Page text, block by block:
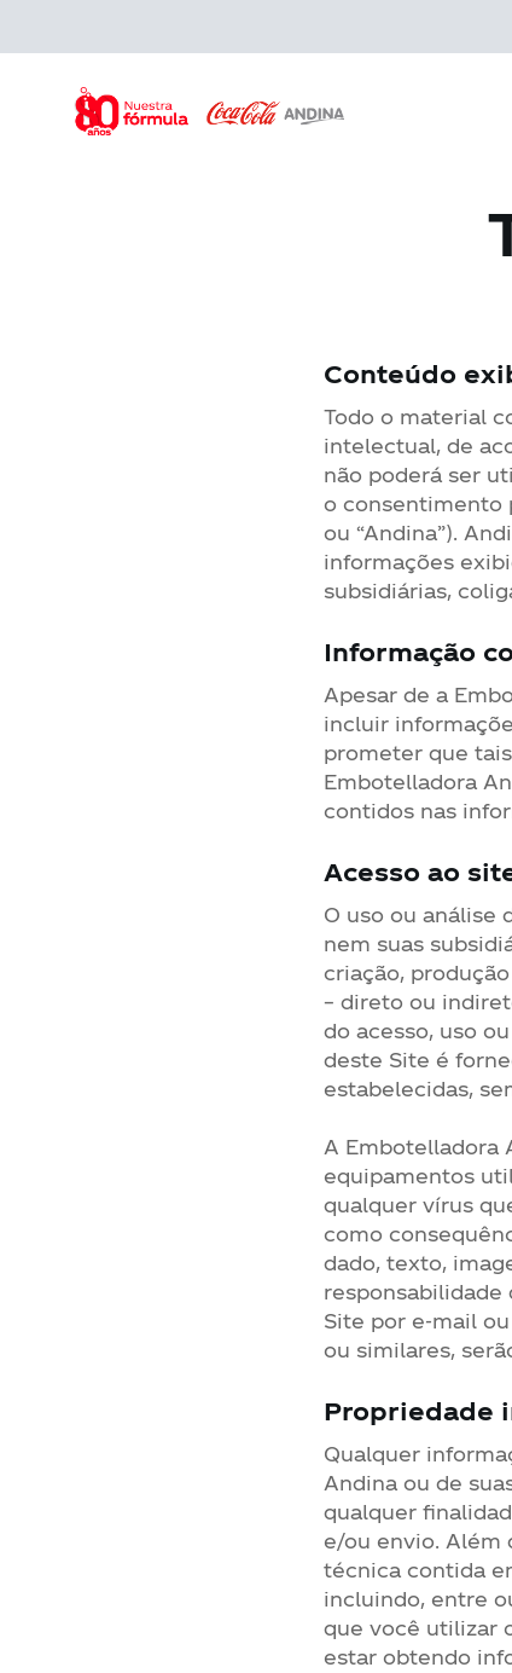
content
Conteúdo
Todo o material
intelectual, de
não poderá ser
o consentimento
ou “Andina”).
informações
subsidiárias,
Informação
Apesar de a
incluir
prometer que
Embotelladora
contidos nas
Acesso ao
O uso ou análise
nem suas
criação,
– direto ou
do acesso, uso
deste Site é
estabelecidas,
A Embotelladora
equipamentos
qualquer vírus
como
dado, texto,
responsabilidade
Site por e-mail
ou similares,
Propriedade
Qualquer
Andina ou de
qualquer
e/ou envio. Além
técnica contida
incluindo, entre
que você utilizar
estar obtendo